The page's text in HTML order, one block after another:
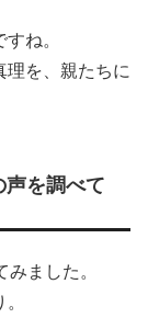
ね。
理を、親たちに
を調べて
ました。